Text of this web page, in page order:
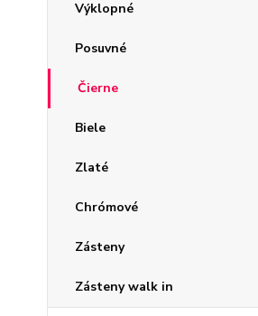
Výklopné
Posuvné
Čierne
Biele
Zlaté
Chrómové
Zásteny
Zásteny walk in